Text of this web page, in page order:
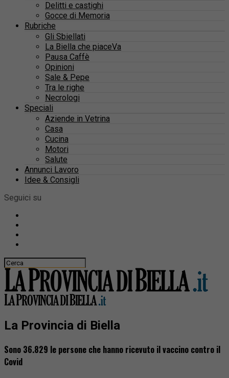
Delitti e castighi
Gocce di Memoria
Rubriche
Gli Sbiellati
La Biella che piaceVa
Pausa Caffè
Opinioni
Sale & Pepe
Tra le righe
Necrologi
Speciali
Aziende in Vetrina
Casa
Cucina
Motori
Salute
Annunci Lavoro
Idee & Consigli
Seguici su
La Provincia di Biella
Sono 36.829 le persone che hanno ricevuto il vaccino contro il
Covid